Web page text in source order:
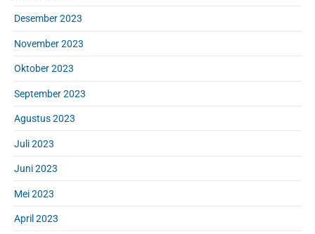
Desember 2023
November 2023
Oktober 2023
September 2023
Agustus 2023
Juli 2023
Juni 2023
Mei 2023
April 2023